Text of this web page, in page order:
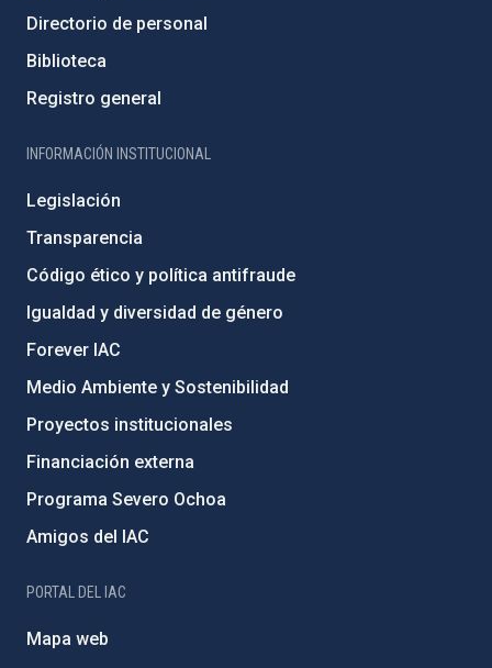
Directorio de personal
Biblioteca
Registro general
INFORMACIÓN INSTITUCIONAL
Legislación
Transparencia
Código ético y política antifraude
Igualdad y diversidad de género
Forever IAC
Medio Ambiente y Sostenibilidad
Proyectos institucionales
Financiación externa
Programa Severo Ochoa
Amigos del IAC
PORTAL DEL IAC
Mapa web